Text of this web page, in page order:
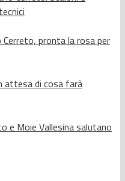
pronta la rosa per
di cosa farà
e Moie Vallesina salutano